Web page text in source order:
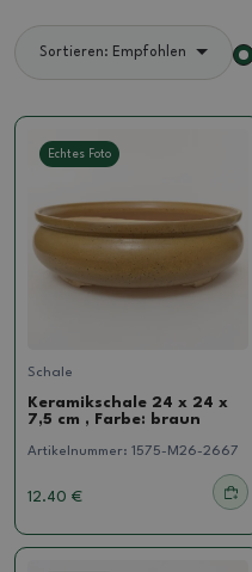
Sortieren: Empfohlen
Echtes Foto
Schale
Keramikschale 24 x 24 x
7,5 cm , Farbe: braun
Artikelnummer: 1575-M26-2667
12.40 €